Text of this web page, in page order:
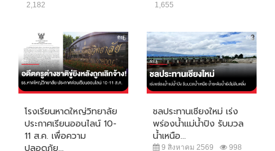
2,182
1,655
โรงเรียนหาดใหญ่วิทยาลัย
ประกาศเรียนออนไลน์ 10-
11 ส.ค. เพื่อความ
ปลอดภัย...
ชลประทานเชียงใหม่ เร่ง
พร่องน้ำแม่น้ำปิง รับมวล
น้ำเหนือ...
9 สิงหาคม 2569 998